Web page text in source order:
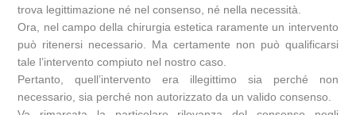
trova legittimazione né nel consenso, né nella necessità.
Ora, nel campo della chirurgia estetica raramente un intervento
può ritenersi necessario. Ma certamente non può qualificarsi
tale l’intervento compiuto nel nostro caso.
Pertanto, quell’intervento era illegittimo sia perché non
necessario, sia perché non autorizzato da un valido consenso.